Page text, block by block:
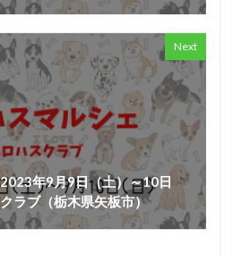
Next
年9月9日（土）～10日
ラブ（栃木県矢板市）